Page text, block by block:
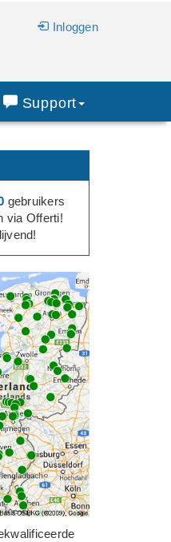
Inloggen
Support
gebruikers
via Offerti!